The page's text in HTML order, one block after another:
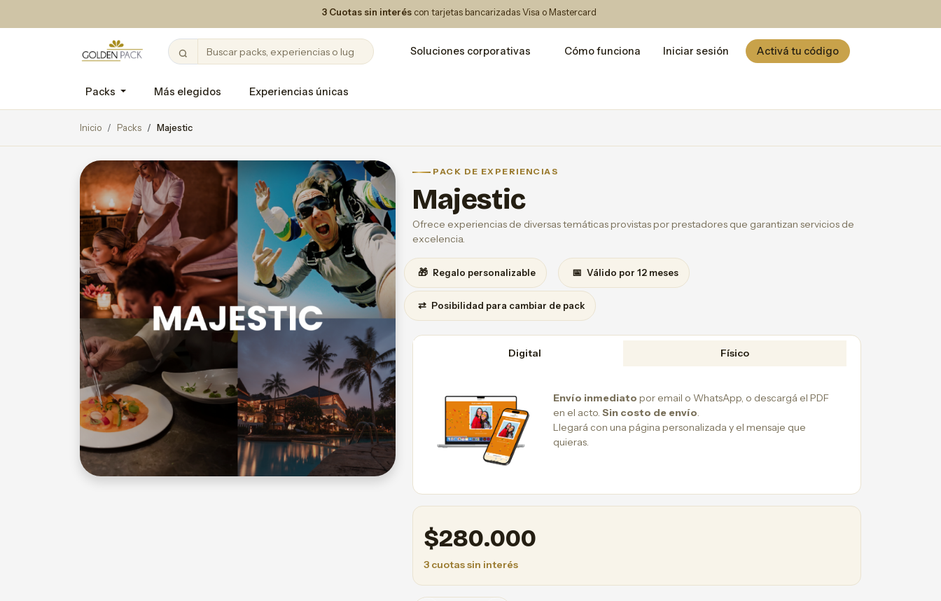
3 Cuotas sin interés con tarjetas bancarizadas Visa o Mastercard
Soluciones corporativas Cómo funciona Iniciar sesión Activá tu código
Packs Más elegidos Experiencias únicas
Inicio Packs Majestic
PACK DE EXPERIENCIAS
Majestic
Ofrece experiencias de diversas temáticas provistas por prestadores que garantizan servicios de
excelencia.
🎁 Regalo personalizable 📅 Válido por 12 meses
⇄ Posibilidad para cambiar de pack
Digital Físico
Envío inmediato por email o WhatsApp, o descargá el PDF
en el acto. Sin costo de envío
Llegará con una página personalizada y el mensaje que
quieras.
$280.000
3 cuotas sin interés